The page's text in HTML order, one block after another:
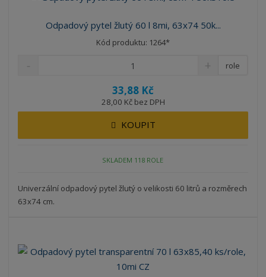
Odpadový pytel žlutý 60 l 8mi, 63x74 50k...
Kód produktu: 1264*
33,88 Kč
28,00 Kč bez DPH
role
KOUPIT
SKLADEM 118 ROLE
Univerzální odpadový pytel žlutý o velikosti 60 litrů a rozměrech
63x74 cm.